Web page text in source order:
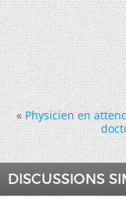
« Physicien en
DISCUSSIONS